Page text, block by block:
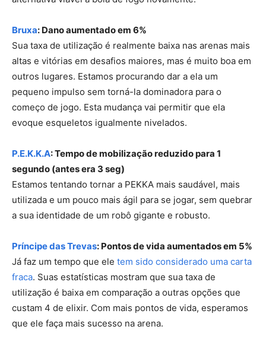
Bruxa: Dano aumentado em 6%
Sua taxa de utilização é realmente baixa nas arenas mais
altas e vitórias em desafios maiores, mas é muito boa em
outros lugares. Estamos procurando dar a ela um
pequeno impulso sem torná-la dominadora para o
começo de jogo. Esta mudança vai permitir que ela
evoque esqueletos igualmente nivelados.
P.E.K.K.A: Tempo de mobilização reduzido para 1
segundo (antes era 3 seg)
Estamos tentando tornar a PEKKA mais saudável, mais
utilizada e um pouco mais ágil para se jogar, sem quebrar
a sua identidade de um robô gigante e robusto.
Príncipe das Trevas: Pontos de vida aumentados em 5%
Já faz um tempo que ele tem sido considerado uma carta
fraca. Suas estatísticas mostram que sua taxa de
utilização é baixa em comparação a outras opções que
custam 4 de elixir. Com mais pontos de vida, esperamos
que ele faça mais sucesso na arena.